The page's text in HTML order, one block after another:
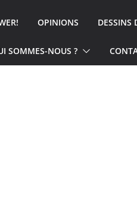
OPINIONS DESSINS
SOMMES-NOUS ?